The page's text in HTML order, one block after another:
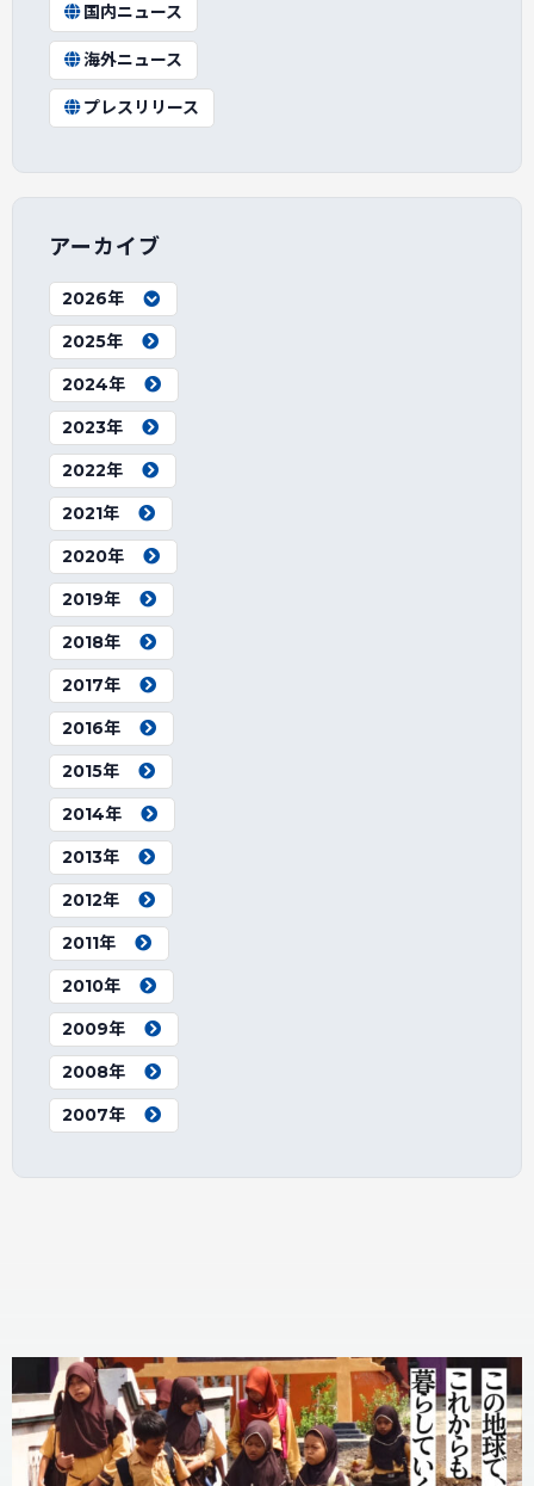
国内ニュース
海外ニュース
プレスリリース
アーカイブ
2026年
2025年
2024年
2023年
2022年
2021年
2020年
2019年
2018年
2017年
2016年
2015年
2014年
2013年
2012年
2011年
2010年
2009年
2008年
2007年